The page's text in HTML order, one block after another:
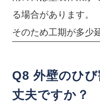
る場合があります。
そのため工期が多少
Q8 外壁のひ
丈夫ですか？